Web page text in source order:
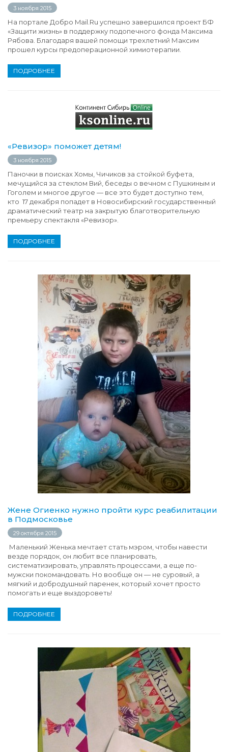
3 ноября 2015
На портале Добро Mail.Ru успешно завершился проект БФ
«Защити жизнь» в поддержку подопечного фонда Максима
Рябова. Благодаря вашей помощи трехлетний Максим
прошел курсы предоперационной химиотерапии.
ПОДРОБНЕЕ
«Ревизор» поможет детям!
3 ноября 2015
Паночки в поисках Хомы, Чичиков за стойкой буфета,
мечущийся за стеклом Вий, беседы о вечном с Пушкиным и
Гоголем и многое другое — все это будет доступно тем,
кто 17 декабря попадет в Новосибирский государственный
драматический театр на закрытую благотворительную
премьеру спектакля «Ревизор».
ПОДРОБНЕЕ
Жене Огиенко нужно пройти курс реабилитации
в Подмосковье
29 октября 2015
Маленький Женька мечтает стать мэром, чтобы навести
везде порядок, он любит все планировать,
систематизировать, управлять процессами, а еще по-
мужски покомандовать. Но вообще он — не суровый, а
мягкий и добродушный паренек, который хочет просто
помогать и еще выздороветь!
ПОДРОБНЕЕ